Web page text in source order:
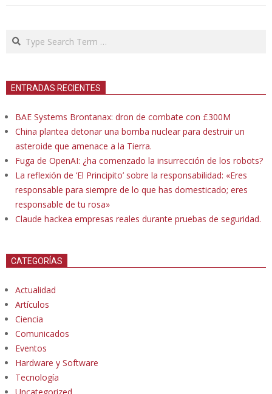
Search
ENTRADAS RECIENTES
BAE Systems Brontanax: dron de combate con £300M
China plantea detonar una bomba nuclear para destruir un
asteroide que amenace a la Tierra.
Fuga de OpenAI: ¿ha comenzado la insurrección de los robots?
La reflexión de ‘El Principito’ sobre la responsabilidad: «Eres
responsable para siempre de lo que has domesticado; eres
responsable de tu rosa»
Claude hackea empresas reales durante pruebas de seguridad.
CATEGORÍAS
Actualidad
Artículos
Ciencia
Comunicados
Eventos
Hardware y Software
Tecnología
Uncategorized